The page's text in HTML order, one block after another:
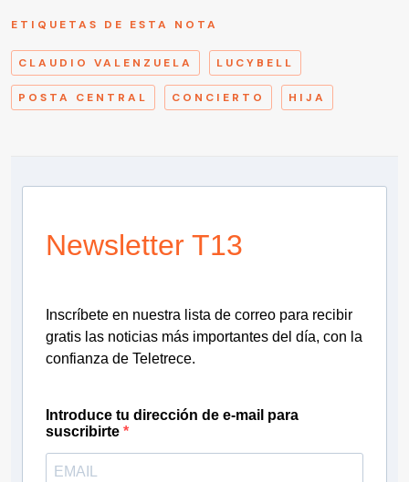
ETIQUETAS DE ESTA NOTA
CLAUDIO VALENZUELA LUCYBELL
POSTA CENTRAL CONCIERTO HIJA
Newsletter T13
Inscríbete en nuestra lista de correo para recibir
gratis las noticias más importantes del día, con la
confianza de Teletrece.
Introduce tu dirección de e-mail para
suscribirte